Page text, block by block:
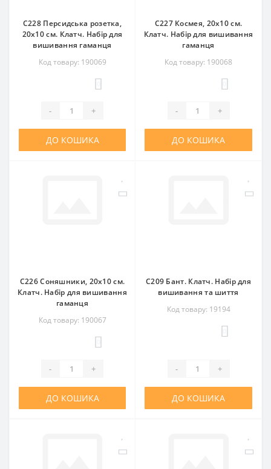
C228 Персидська розетка,
20x10 см. Клатч. Набір для
вишивання гаманця
Код товару: 190069
- +
ДО КОШИКА
C227 Космея, 20x10 см.
Клатч. Набір для вишивання
гаманця
Код товару: 190068
- +
ДО КОШИКА
C226 Соняшники, 20x10 см.
Клатч. Набір для вишивання
гаманця
Код товару: 190067
- +
ДО КОШИКА
C209 Бант. Клатч. Набір для
вишивання та шиття
Код товару: 19194
- +
ДО КОШИКА